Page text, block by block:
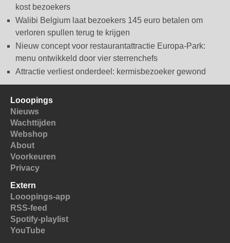
kost bezoekers
Walibi Belgium laat bezoekers 145 euro betalen om
verloren spullen terug te krijgen
Nieuw concept voor restaurantattractie Europa-Park:
menu ontwikkeld door vier sterrenchefs
Attractie verliest onderdeel: kermisbezoeker gewond
Looopings
Nieuws
Wachttijden
Webshop
About
Voorkeuren
Privacy
Extern
Looopings-app
RSS-feed
Spotify-playlist
YouTube